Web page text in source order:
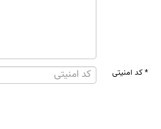
* کد امنیتی